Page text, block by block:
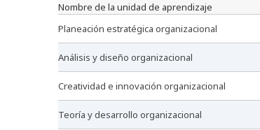
nombre de la unidad de aprendizaje
planeación estratégica organizacional
análisis y diseño organizacional
creatividad e innovación organizacional
teoría y desarrollo organizacional